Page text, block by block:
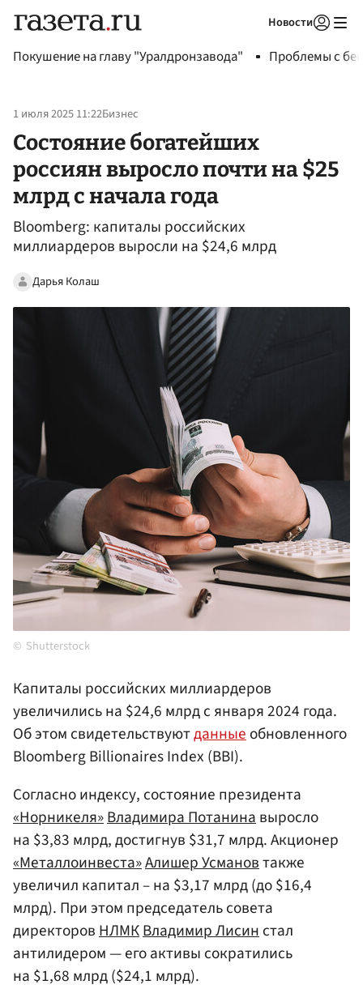
Новости
Покушение на главу "Уралдронзавода" Проблемы с
1 июля 2025 11:22Бизнес
Состояние богатейших
россиян выросло почти на $25
млрд с начала года
Bloomberg: капиталы российских
миллиардеров выросли на $24,6 млрд
Дарья Колаш
Shutterstock
Капиталы российских миллиардеров
увеличились на $24,6 млрд с января 2024 года.
Об этом свидетельствуютданныеобновленного
Bloomberg Billionaires Index (BBI).
Согласно индексу, состояние президента
«Норникеля»Владимира Потанинавыросло
на $3,83 млрд, достигнув $31,7 млрд. Акционер
«Металлоинвеста»Алишер Усмановтакже
увеличил капитал – на $3,17 млрд (до $16,4
млрд). При этом председатель совета
директоровНЛМКВладимир Лисинстал
антилидером — его активы сократились
на $1,68 млрд ($24,1 млрд).